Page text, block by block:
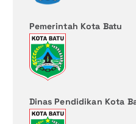
Pemerintah Kota Batu
Dinas Pendidikan Kota